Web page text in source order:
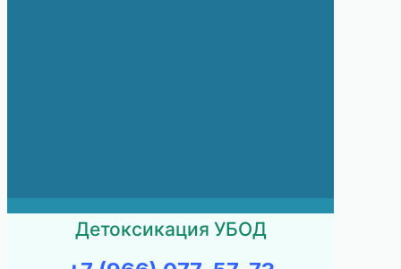
Детоксикация УБОД